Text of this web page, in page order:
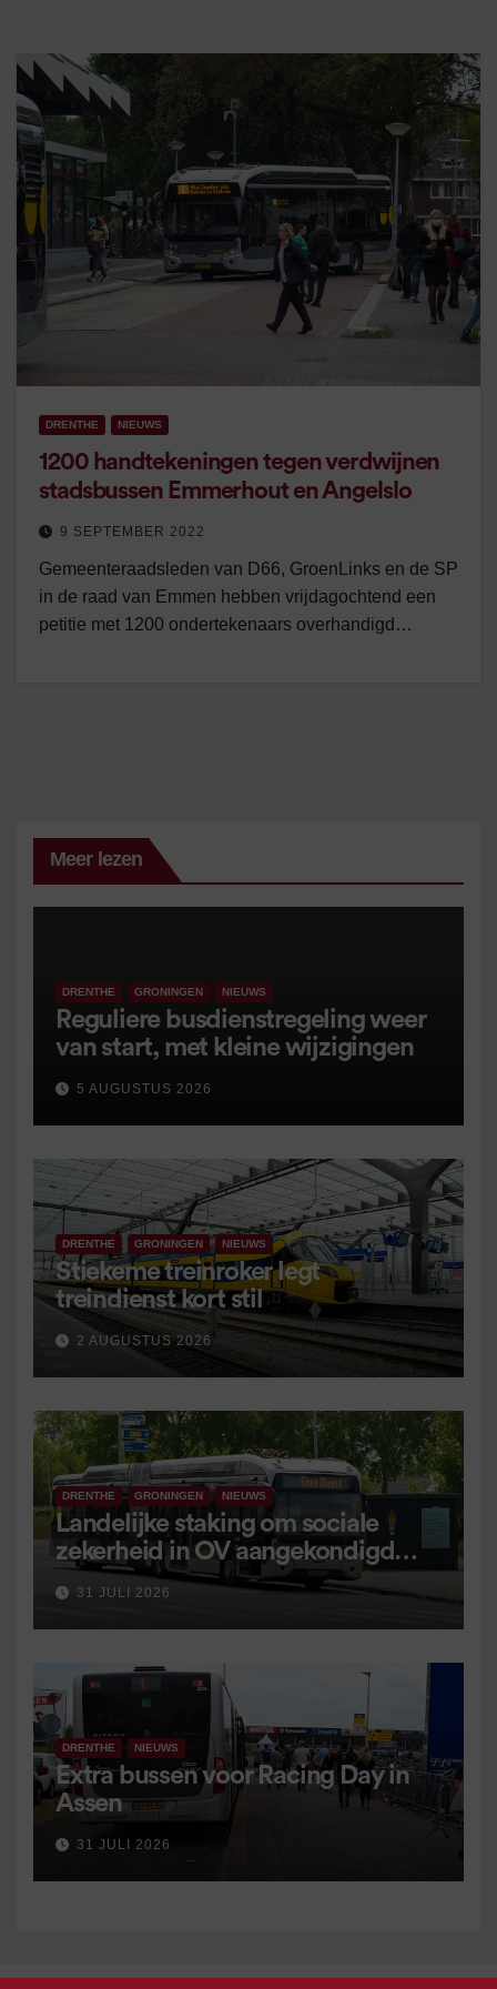
DRENTHE NIEUWS
1200 handtekeningen tegen verdwijnen
stadsbussen Emmerhout en Angelslo
9 SEPTEMBER 2022
Gemeenteraadsleden van D66, GroenLinks en de SP
in de raad van Emmen hebben vrijdagochtend een
petitie met 1200 ondertekenaars overhandigd…
Meer lezen
DRENTHE GRONINGEN NIEUWS
Reguliere busdienstregeling weer
van start, met kleine wijzigingen
5 AUGUSTUS 2026
DRENTHE GRONINGEN NIEUWS
Stiekeme treinroker legt
treindienst kort stil
2 AUGUSTUS 2026
DRENTHE GRONINGEN NIEUWS
Landelijke staking om sociale
zekerheid in OV aangekondigd
voor 9 september
31 JULI 2026
DRENTHE NIEUWS
Extra bussen voor Racing Day in
Assen
31 JULI 2026